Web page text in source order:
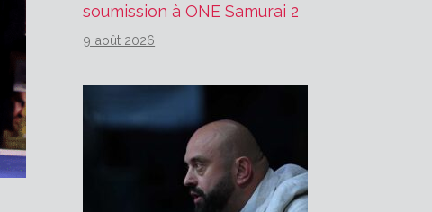
soumission à ONE Samurai 2
9 août 2026